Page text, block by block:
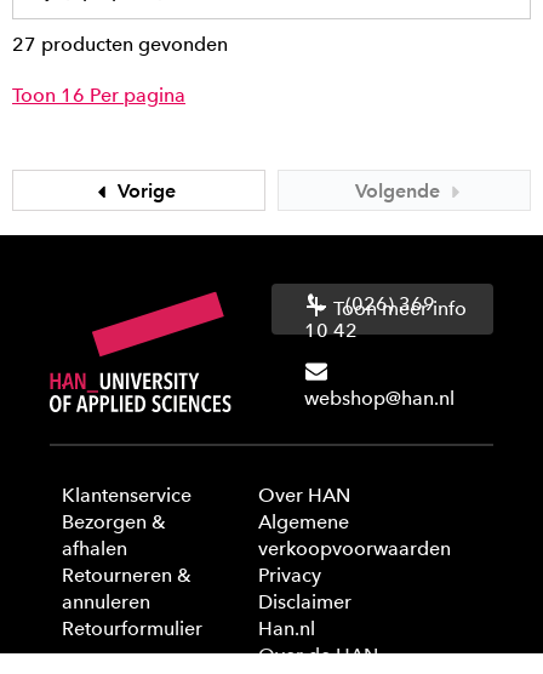
27 producten gevonden
Toon 16 Per pagina
Vorige Volgende
(026) 369
10 42
webshop@han.nl
Toon meer info
Klantenservice
Bezorgen &
afhalen
Retourneren &
annuleren
Retourformulier
Over HAN
Algemene
verkoopvoorwaarden
Privacy
Disclaimer
Han.nl
Over de HAN